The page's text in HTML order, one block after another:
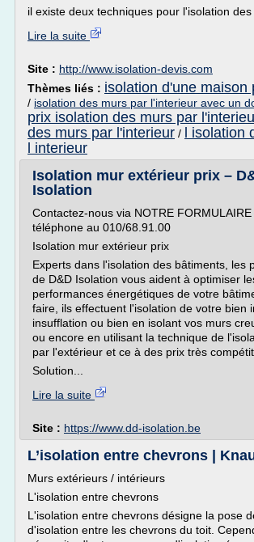
il existe deux techniques pour l'isolation des
Lire la suite
Site : http://www.isolation-devis.com
Thèmes liés : isolation d'une maison
/ isolation des murs par l'interieur avec un
prix isolation des murs par
des murs par l'interieur /
l isolation
l interieur
Isolation mur extérieur prix –
Isolation
Contactez-nous via NOTRE
téléphone au 010/68.91.00
Isolation mur extérieur prix
Experts dans l'isolation des bâtiments, les
de D&D Isolation vous aident à optimiser
performances énergétiques de votre
faire, ils effectuent l'isolation de votre bien
insufflation ou bien en isolant vos murs
ou encore en utilisant la technique de
par l'extérieur et ce à des prix très
Solution...
Lire la suite
Site : https://www.dd-isolation.be
L’isolation entre chevrons |
Murs extérieurs / intérieurs
L'isolation entre chevrons
L'isolation entre chevrons désigne la pose
d'isolation entre les chevrons du toit.